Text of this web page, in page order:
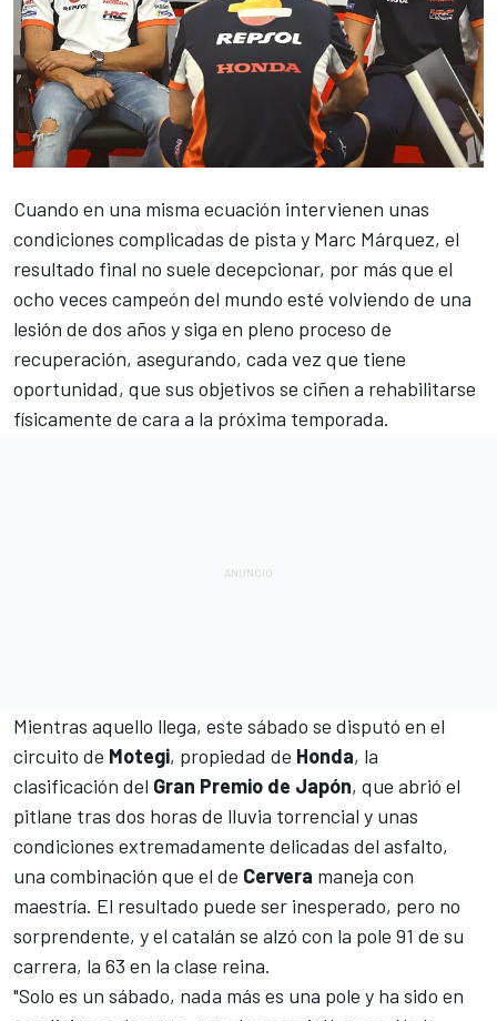
Cuando en una misma ecuación intervienen unas
condiciones complicadas de pista y Marc Márquez, el
resultado final no suele decepcionar, por más que el
ocho veces campeón del mundo esté volviendo de una
lesión de dos años y siga en pleno proceso de
recuperación, asegurando, cada vez que tiene
oportunidad, que sus objetivos se ciñen a rehabilitarse
físicamente de cara a la próxima temporada.
Mientras aquello llega, este sábado se disputó en el
circuito de Motegi, propiedad de Honda, la
clasificación del Gran Premio de Japón, que abrió el
pitlane tras dos horas de lluvia torrencial y unas
condiciones extremadamente delicadas del asfalto,
una combinación que el de Cervera maneja con
maestría. El resultado puede ser inesperado, pero no
sorprendente, y el catalán se alzó con la pole 91 de su
carrera, la 63 en la clase reina.
"Solo es un sábado, nada más es una pole y ha sido en